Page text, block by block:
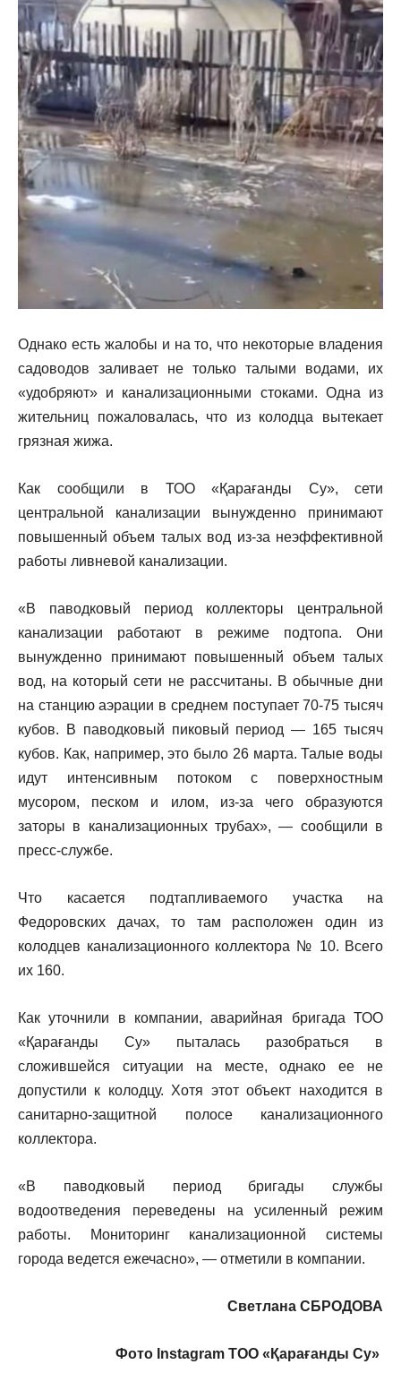
Однако есть жалобы и на то, что некоторые владения
садоводов заливает не только талыми водами, их
«удобряют» и канализационными стоками. Одна из
жительниц пожаловалась, что из колодца вытекает
грязная жижа.
Как сообщили в ТОО «Қарағанды Су», сети
центральной канализации вынужденно принимают
повышенный объем талых вод из-за неэффективной
работы ливневой канализации.
«В паводковый период коллекторы центральной
канализации работают в режиме подтопа. Они
вынужденно принимают повышенный объем талых
вод, на который сети не рассчитаны. В обычные дни
на станцию аэрации в среднем поступает 70-75 тысяч
кубов. В паводковый пиковый период — 165 тысяч
кубов. Как, например, это было 26 марта. Талые воды
идут интенсивным потоком с поверхностным
мусором, песком и илом, из-за чего образуются
заторы в канализационных трубах», — сообщили в
пресс-службе.
Что касается подтапливаемого участка на
Федоровских дачах, то там расположен один из
колодцев канализационного коллектора № 10. Всего
их 160.
Как уточнили в компании, аварийная бригада ТОО
«Қарағанды Су» пыталась разобраться в
сложившейся ситуации на месте, однако ее не
допустили к колодцу. Хотя этот объект находится в
санитарно-защитной полосе канализационного
коллектора.
«В паводковый период бригады службы
водоотведения переведены на усиленный режим
работы. Мониторинг канализационной системы
города ведется ежечасно», — отметили в компании.
Светлана СБРОДОВА
Фото Instagram ТОО «Қарағанды Су»